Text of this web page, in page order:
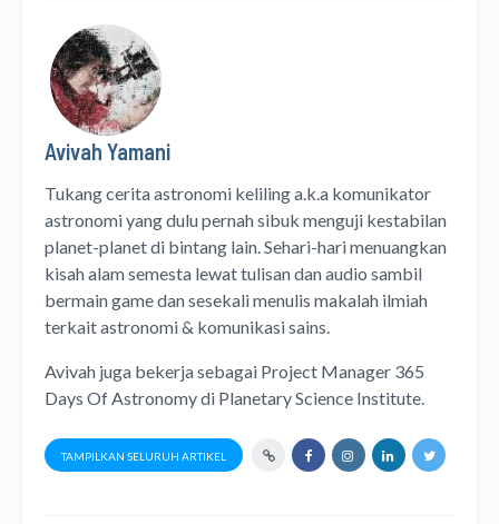
Avivah Yamani
Tukang cerita astronomi kelilinga.k.a komunikator
astronomiyang dulu pernah sibuk menguji kestabilan
planet-planet di bintang lain. Sehari-hari menuangkan
kisah alam semesta lewattulisandanaudio sambil
bermain game dan sesekali menulis makalah ilmiah
terkait astronomi & komunikasi sains.
Avivah juga bekerja sebagai Project Manager 365
Days Of Astronomydi Planetary Science Institute.
TAMPILKAN SELURUH ARTIKEL